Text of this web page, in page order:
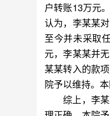
户转账13万元
认为，李某某
至今并未采取
元，李某某并
某某转入的款
院予以维持。
综上，李某